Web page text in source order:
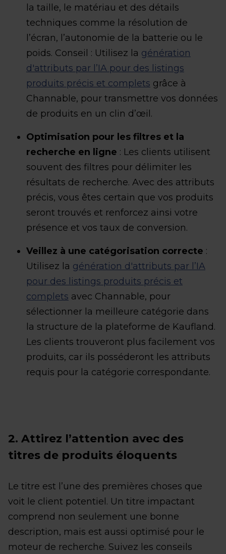
la taille, le matériau et des détails
techniques comme la résolution de
l’écran, l’autonomie de la batterie ou le
poids. Conseil : Utilisez la génération
d'attributs par l’IA pour des listings
produits précis et complets grâce à
Channable, pour transmettre vos données
de produits en un clin d’œil.
Optimisation pour les filtres et la
recherche en ligne : Les clients utilisent
souvent des filtres pour délimiter les
résultats de recherche. Avec des attributs
précis, vous êtes certain que vos produits
seront trouvés et renforcez ainsi votre
présence et vos taux de conversion.
Veillez à une catégorisation correcte :
Utilisez la génération d'attributs par l’IA
pour des listings produits précis et
complets avec Channable, pour
sélectionner la meilleure catégorie dans
la structure de la plateforme de Kaufland.
Les clients trouveront plus facilement vos
produits, car ils posséderont les attributs
requis pour la catégorie correspondante.
2. Attirez l’attention avec des
titres de produits éloquents
Le titre est l’une des premières choses que
voit le client potentiel. Un titre impactant
comprend non seulement une bonne
description, mais est aussi optimisé pour le
moteur de recherche. Suivez les conseils